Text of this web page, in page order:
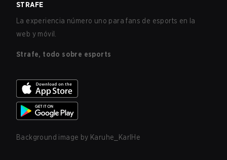
STRAFE
La experiencia número uno para fans de esports en la
web y móvil.
Strafe, todo sobre esports
Background image by Karuhe_KarlHe